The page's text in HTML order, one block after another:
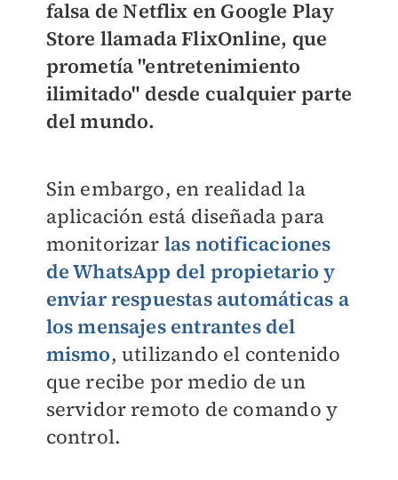
falsa de Netflix en Google Play
Store llamada FlixOnline, que
prometía "entretenimiento
ilimitado" desde cualquier parte
del mundo.
Sin embargo, en realidad la
aplicación está diseñada para
monitorizar las notificaciones
de WhatsApp del propietario y
enviar respuestas automáticas a
los mensajes entrantes del
mismo, utilizando el contenido
que recibe por medio de un
servidor remoto de comando y
control.